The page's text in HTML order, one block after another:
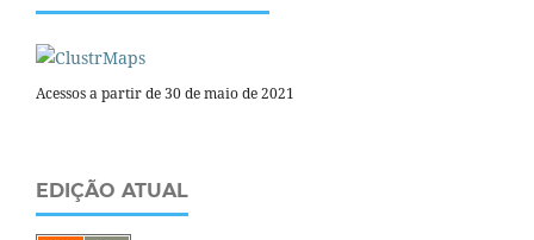
Acessos a partir de 30 de maio de 2021
EDIÇÃO ATUAL